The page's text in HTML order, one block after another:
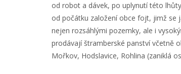
od robot a dávek, po uplynutí této
od počátku založení obce fojt, jimž se
nejen rozsáhlými pozemky, ale i
prodávají štramberské panství včetně
Mořkov, Hodslavice, Rohlina (zaniklá